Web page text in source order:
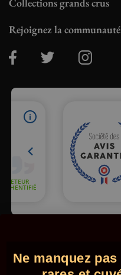
Collections grands crus
Rejoignez la communauté
© 2026 - Comptoir des
Mentions légales
CGV
Ne manquez